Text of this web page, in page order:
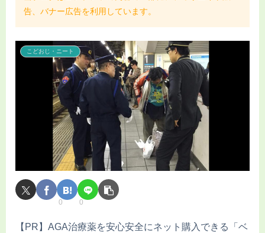
告、バナー広告を利用しています。
こどおじ・ニート
0 0
【PR】AGA治療薬を安心安全にネット購入できる「ベ